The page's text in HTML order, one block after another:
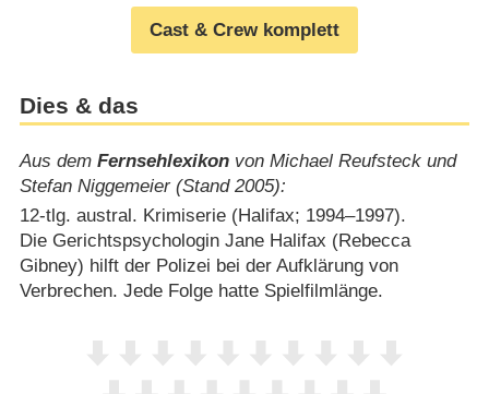
Cast & Crew komplett
Dies & das
Aus dem Fernsehlexikonvon Michael Reufsteck und
Stefan Niggemeier (Stand 2005):
12-tlg. austral. Krimiserie (Halifax; 1994⁠–⁠1997).
Die Gerichtspsychologin Jane Halifax (Rebecca
Gibney) hilft der Polizei bei der Aufklärung von
Verbrechen. Jede Folge hatte Spielfilmlänge.